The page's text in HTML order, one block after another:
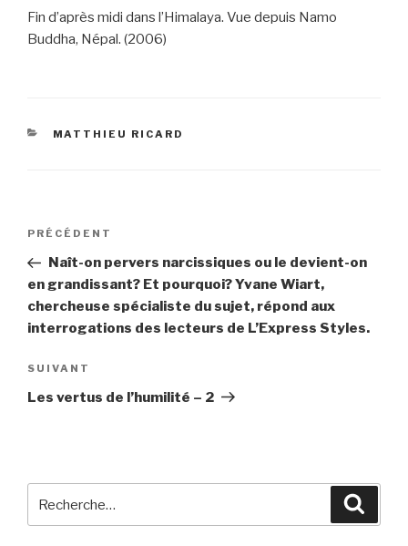
Fin d’après midi dans l’Himalaya. Vue depuis Namo
Buddha, Népal. (2006)
CATÉGORIES
MATTHIEU RICARD
Navigation
l’article
Article
précédent
PRÉCÉDENT
Naît-on pervers narcissiques ou le devient-on
en grandissant? Et pourquoi? Yvane Wiart,
chercheuse spécialiste du sujet, répond aux
interrogations des lecteurs de L’Express Styles.
Article
suivant
SUIVANT
Les vertus de l’humilité – 2